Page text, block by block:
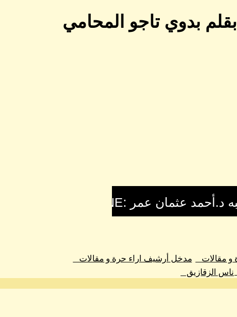
و مقالات
مدخل أرشيف اراء حرة و مقالات
ناس الزقازيق